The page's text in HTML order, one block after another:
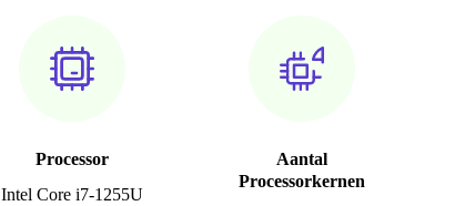
Processor
Intel Core i7-1255U
Aantal
Processorkernen